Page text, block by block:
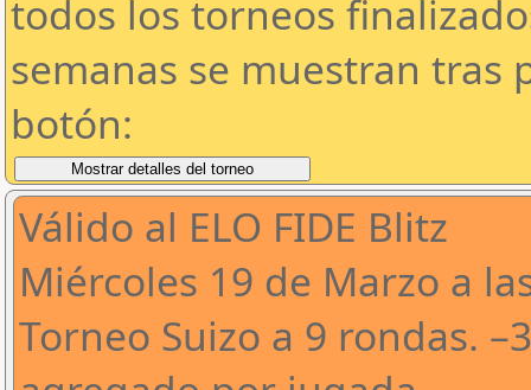
todos los torneos
semanas se muestran tras
botón:
Válido al ELO FIDE Blitz
Miércoles 19 de Marzo a
Torneo Suizo a 9 rondas.